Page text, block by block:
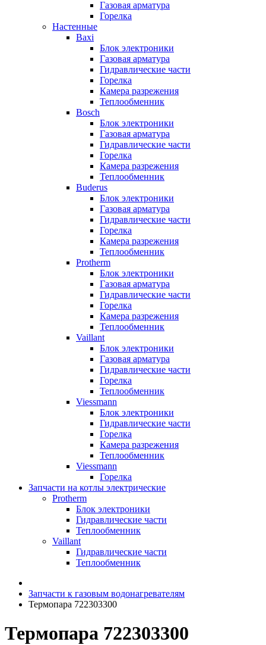
Газовая арматура
Горелка
Настенные
Baxi
Блок электроники
Газовая арматура
Гидравлические части
Горелка
Камера разрежения
Теплообменник
Bosch
Блок электроники
Газовая арматура
Гидравлические части
Горелка
Камера разрежения
Теплообменник
Buderus
Блок электроники
Газовая арматура
Гидравлические части
Горелка
Камера разрежения
Теплообменник
Protherm
Блок электроники
Газовая арматура
Гидравлические части
Горелка
Камера разрежения
Теплообменник
Vaillant
Блок электроники
Газовая арматура
Гидравлические части
Горелка
Теплообменник
Viessmann
Блок электроники
Гидравлические части
Горелка
Камера разрежения
Теплообменник
Viessmann
Горелка
Запчасти на котлы электрические
Protherm
Блок электроники
Гидравлические части
Теплообменник
Vaillant
Гидравлические части
Теплообменник
Запчасти к газовым водонагревателям
Термопара 722303300
Термопара 722303300